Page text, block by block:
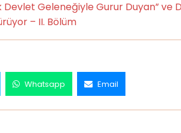
Devlet Geleneğiyle Gurur Duyan” ve
– II. Bölüm
Whatsapp Email